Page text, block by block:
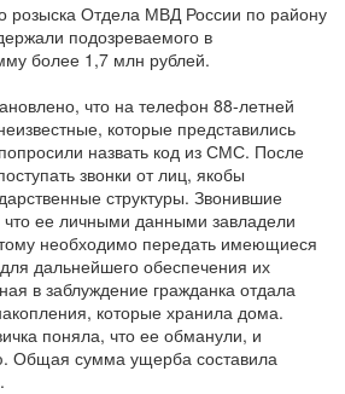
розыска Отдела МВД России по району
подозреваемого в
более 1,7 млн рублей.
что на телефон 88-летней
которые представились
назвать код из СМС. После
звонки от лиц, якобы
структуры. Звонившие
что ее личными данными завладели
необходимо передать имеющиеся
дальнейшего обеспечения их
в заблуждение гражданка отдала
которые хранила дома.
поняла, что ее обманули, и
Общая сумма ущерба составила